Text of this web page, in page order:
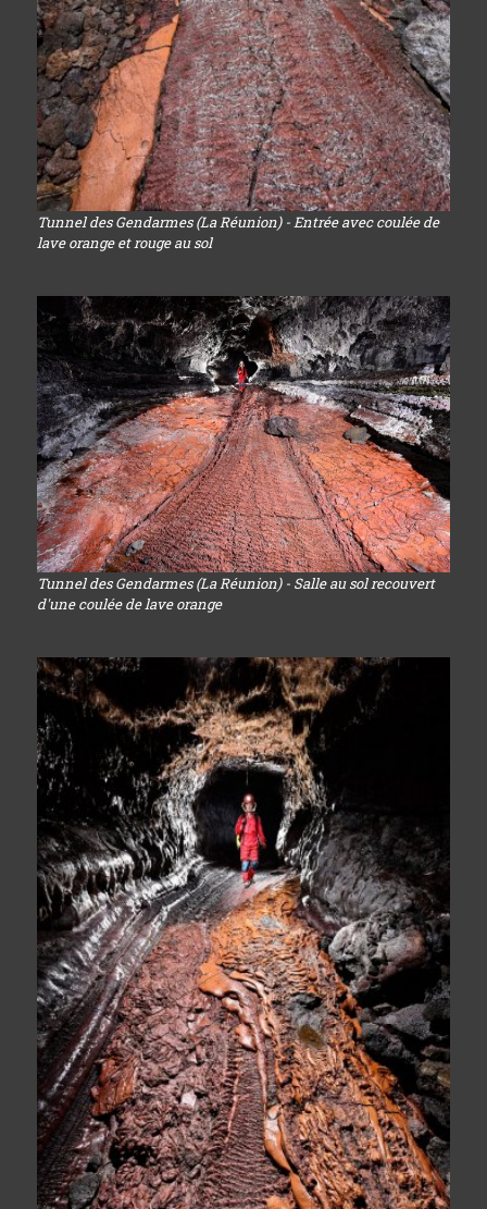
Tunnel des Gendarmes (La Réunion) - Entrée avec coulée de
lave orange et rouge au sol
Tunnel des Gendarmes (La Réunion) - Salle au sol recouvert
d'une coulée de lave orange